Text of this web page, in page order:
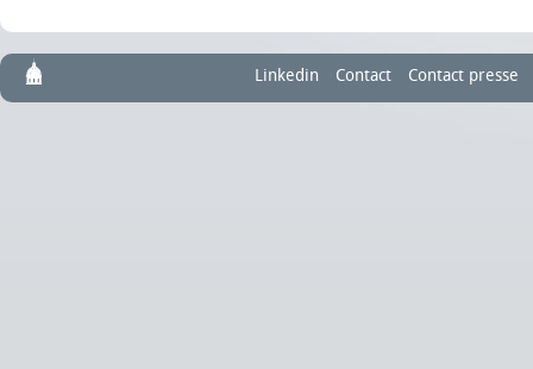
Linkedin Contact Contact presse